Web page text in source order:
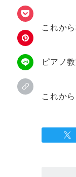
これか
ピアノ
これか